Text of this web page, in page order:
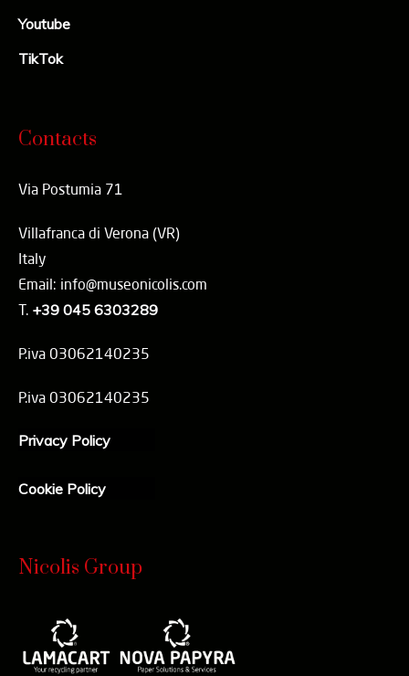
Youtube
TikTok
Contacts
Via Postumia 71
Villafranca di Verona (VR)
Italy
Email: info@museonicolis.com
T. +39 045 6303289
P.iva 03062140235
P.iva 03062140235
Privacy Policy
Cookie Policy
Nicolis Group